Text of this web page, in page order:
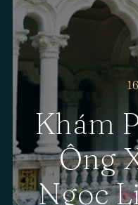
Khám
Ông
Ngọc